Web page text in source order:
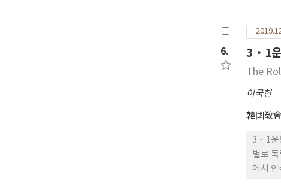
인종
버리고
와이선
국 서
과 요
어 이
의 병
질서
는 이
기독교
6. 3‧1운
The
이국헌
韓國敎
3·1운
별로
에서